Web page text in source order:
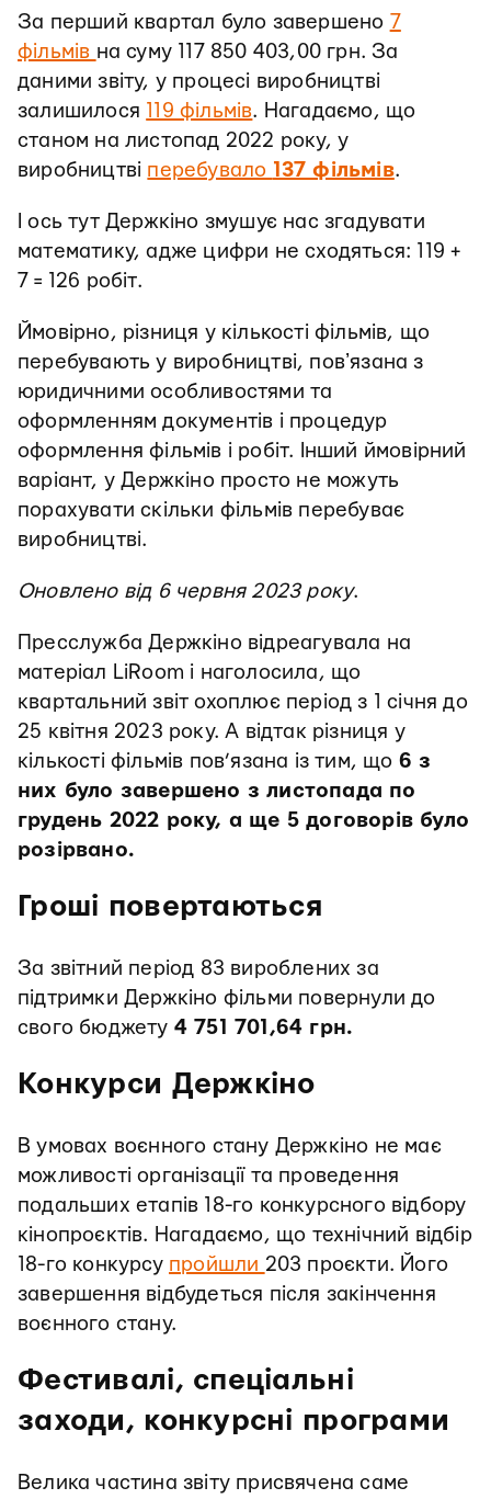
За перший квартал було завершено 7
фільмів на суму 117 850 403,00 грн. За
даними звіту, у процесі виробництві
залишилося 119 фільмів. Нагадаємо, що
станом на листопад 2022 року, у
виробництві перебувало 137 фільмів.
І ось тут Держкіно змушує нас згадувати
математику, адже цифри не сходяться: 119 +
7 = 126 робіт.
Ймовірно, різниця у кількості фільмів, що
перебувають у виробництві, повʼязана з
юридичними особливостями та
оформленням документів і процедур
оформлення фільмів і робіт. Інший ймовірний
варіант, у Держкіно просто не можуть
порахувати скільки фільмів перебуває
виробництві.
Оновлено від 6 червня 2023 року.
Пресслужба Держкіно відреагувала на
матеріал LiRoom і наголосила, що
квартальний звіт охоплює період з 1 січня до
25 квітня 2023 року. А відтак різниця у
кількості фільмів пов’язана із тим, що 6 з
них було завершено з листопада по
грудень 2022 року, а ще 5 договорів було
розірвано.
Гроші повертаються
За звітний період 83 вироблених за
підтримки Держкіно фільми повернули до
свого бюджету 4 751 701,64 грн.
Конкурси Держкіно
В умовах воєнного стану Держкіно не має
можливості організації та проведення
подальших етапів 18-го конкурсного відбору
кінопроєктів. Нагадаємо, що технічний відбір
18-го конкурсу пройшли 203 проєкти. Його
завершення відбудеться після закінчення
воєнного стану.
Фестивалі, спеціальні
заходи, конкурсні програми
Велика частина звіту присвячена саме